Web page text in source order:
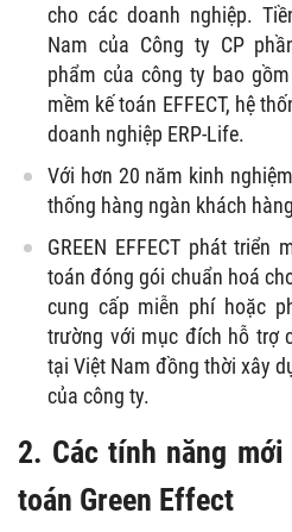
cho các doanh nghiệp.
Nam của Công ty CP
phẩm của công ty bao
mềm kế toán EFFECT, hệ
doanh nghiệp ERP-Life.
Với hơn 20 năm kinh
thống hàng ngàn khách
GREEN EFFECT phát
toán đóng gói chuẩn hoá
cung cấp miễn phí hoặc
trường với mục đích hỗ trợ
tại Việt Nam đồng thời xây
của công ty.
2. Các tính năng mới
toán Green Effect